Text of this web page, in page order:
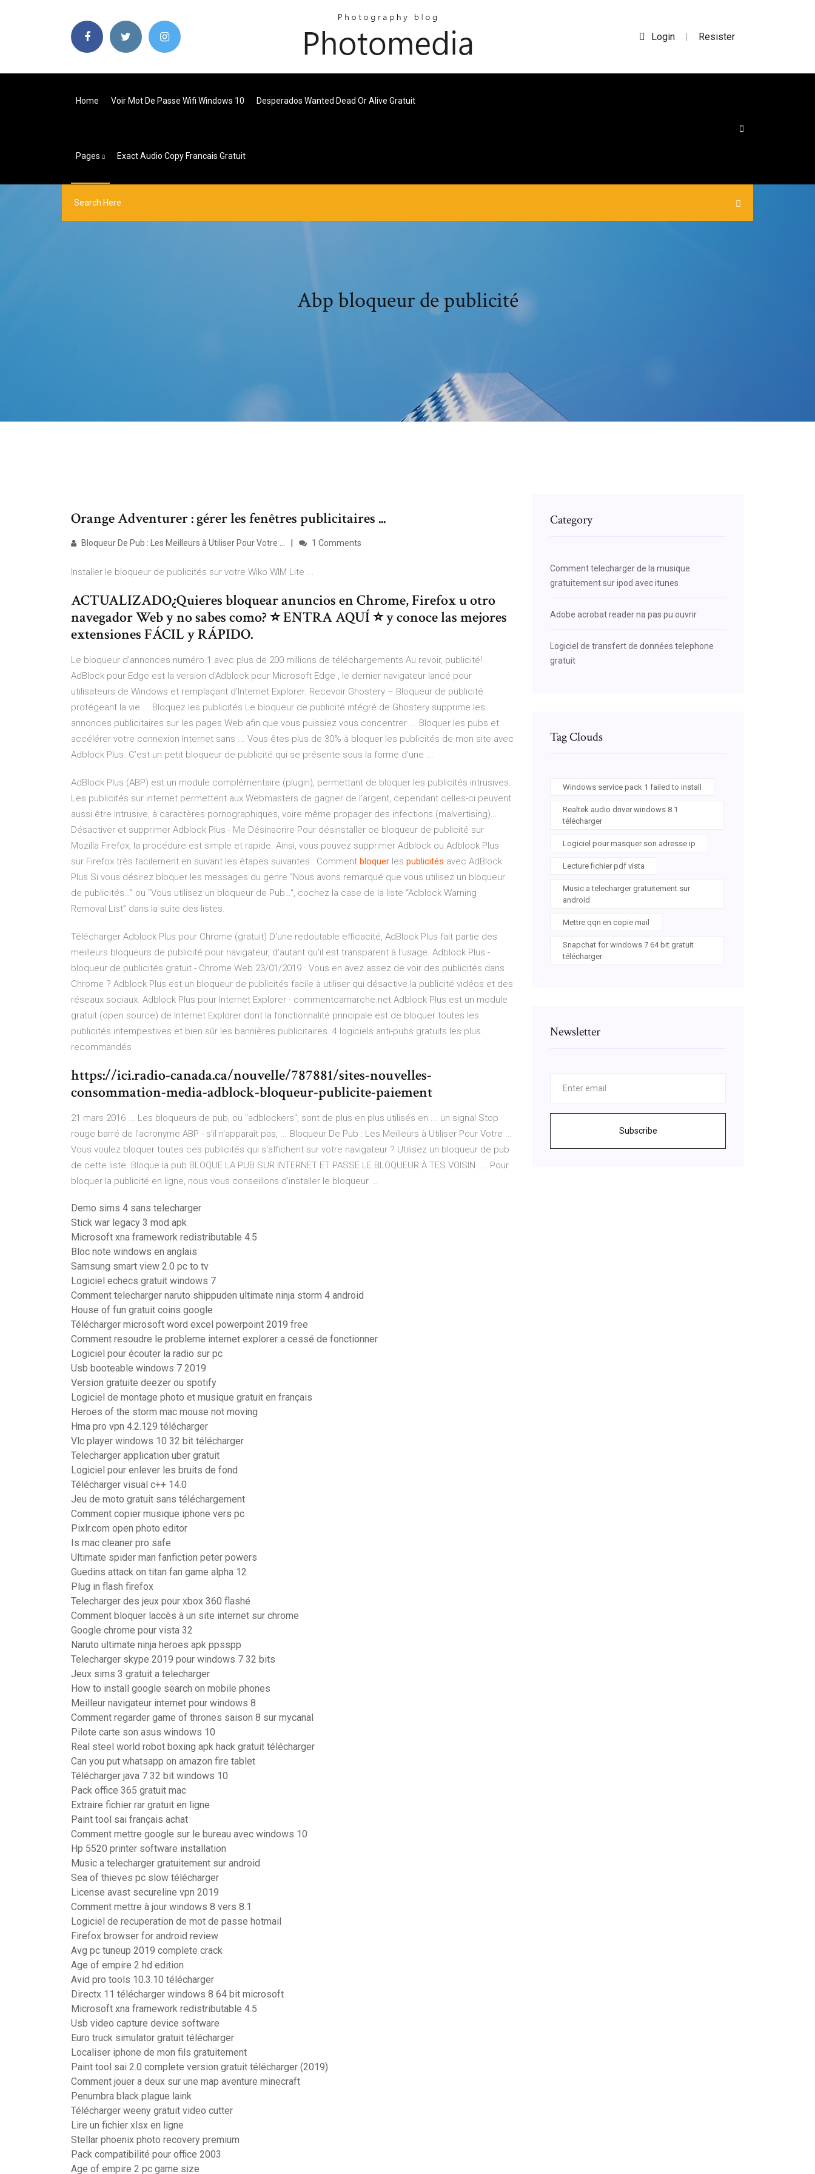
Login | Resister
Home Voir Mot De Passe Wifi Windows 10 Desperados Wanted Dead Or Alive Gratuit
Pages Exact Audio Copy Francais Gratuit
Abp bloqueur de publicité
Orange Adventurer : gérer les fenêtres publicitaires ...
Bloqueur De Pub : Les Meilleurs à Utiliser Pour Votre ... 1 Comments
Installer le bloqueur de publicités sur votre Wiko WIM Lite ...
ACTUALIZADO¿Quieres bloquear anuncios en Chrome, Firefox u otro
navegador Web y no sabes como? ⭐ ENTRA AQUÍ ⭐ y conoce las mejores
extensiones FÁCIL y RÁPIDO.
Le bloqueur d’annonces numéro 1 avec plus de 200 millions de téléchargements Au revoir, publicité!
AdBlock pour Edge est la version d'Adblock pour Microsoft Edge , le dernier navigateur lancé pour
utilisateurs de Windows et remplaçant d’Internet Explorer. Recevoir Ghostery – Bloqueur de publicité
protégeant la vie ... Bloquez les publicités Le bloqueur de publicité intégré de Ghostery supprime les
annonces publicitaires sur les pages Web afin que vous puissiez vous concentrer ... Bloquer les pubs et
accélérer votre connexion Internet sans ... Vous êtes plus de 30% à bloquer les publicités de mon site avec
Adblock Plus. C’est un petit bloqueur de publicité qui se présente sous la forme d’une ...
AdBlock Plus (ABP) est un module complémentaire (plugin), permettant de bloquer les publicités intrusives.
Les publicités sur internet permettent aux Webmasters de gagner de l’argent, cependant celles-ci peuvent
aussi être intrusive, à caractères pornographiques, voire même propager des infections (malvertising)…
Désactiver et supprimer Adblock Plus - Me Désinscrire Pour désinstaller ce bloqueur de publicité sur
Mozilla Firefox, la procédure est simple et rapide. Ainsi, vous pouvez supprimer Adblock ou Adblock Plus
sur Firefox très facilement en suivant les étapes suivantes : Comment bloquer les publicités avec AdBlock
Plus Si vous désirez bloquer les messages du genre “Nous avons remarqué que vous utilisez un bloqueur
de publicités…” ou “Vous utilisez un bloqueur de Pub…“, cochez la case de la liste “Adblock Warning
Removal List” dans la suite des listes.
Télécharger Adblock Plus pour Chrome (gratuit) D'une redoutable efficacité, AdBlock Plus fait partie des
meilleurs bloqueurs de publicité pour navigateur, d'autant qu'il est transparent à l'usage. Adblock Plus -
bloqueur de publicités gratuit - Chrome Web 23/01/2019 · Vous en avez assez de voir des publicités dans
Chrome ? Adblock Plus est un bloqueur de publicités facile à utiliser qui désactive la publicité vidéos et des
réseaux sociaux. Adblock Plus pour Internet Explorer - commentcamarche.net Adblock Plus est un module
gratuit (open source) de Internet Explorer dont la fonctionnalité principale est de bloquer toutes les
publicités intempestives et bien sûr les bannières publicitaires. 4 logiciels anti-pubs gratuits les plus
recommandés
https://ici.radio-canada.ca/nouvelle/787881/sites-nouvelles-
consommation-media-adblock-bloqueur-publicite-paiement
21 mars 2016 ... Les bloqueurs de pub, ou "adblockers", sont de plus en plus utilisés en ... un signal Stop
rouge barré de l'acronyme ABP - s'il n'apparaît pas, ... Bloqueur De Pub : Les Meilleurs à Utiliser Pour Votre ...
Vous voulez bloquer toutes ces publicités qui s'affichent sur votre navigateur ? Utilisez un bloqueur de pub
de cette liste. Bloque la pub BLOQUE LA PUB SUR INTERNET ET PASSE LE BLOQUEUR À TES VOISIN· ... Pour
bloquer la publicité en ligne, nous vous conseillons d'installer le bloqueur ...
Demo sims 4 sans telecharger
Stick war legacy 3 mod apk
Microsoft xna framework redistributable 4.5
Bloc note windows en anglais
Samsung smart view 2.0 pc to tv
Logiciel echecs gratuit windows 7
Comment telecharger naruto shippuden ultimate ninja storm 4 android
House of fun gratuit coins google
Télécharger microsoft word excel powerpoint 2019 free
Comment resoudre le probleme internet explorer a cessé de fonctionner
Logiciel pour écouter la radio sur pc
Usb booteable windows 7 2019
Version gratuite deezer ou spotify
Logiciel de montage photo et musique gratuit en français
Heroes of the storm mac mouse not moving
Hma pro vpn 4.2.129 télécharger
Vlc player windows 10 32 bit télécharger
Telecharger application uber gratuit
Logiciel pour enlever les bruits de fond
Télécharger visual c++ 14.0
Jeu de moto gratuit sans téléchargement
Comment copier musique iphone vers pc
Pixlr.com open photo editor
Is mac cleaner pro safe
Ultimate spider man fanfiction peter powers
Guedins attack on titan fan game alpha 12
Plug in flash firefox
Telecharger des jeux pour xbox 360 flashé
Comment bloquer laccès à un site internet sur chrome
Google chrome pour vista 32
Naruto ultimate ninja heroes apk ppsspp
Telecharger skype 2019 pour windows 7 32 bits
Jeux sims 3 gratuit a telecharger
How to install google search on mobile phones
Meilleur navigateur internet pour windows 8
Comment regarder game of thrones saison 8 sur mycanal
Pilote carte son asus windows 10
Real steel world robot boxing apk hack gratuit télécharger
Can you put whatsapp on amazon fire tablet
Télécharger java 7 32 bit windows 10
Pack office 365 gratuit mac
Extraire fichier rar gratuit en ligne
Paint tool sai français achat
Comment mettre google sur le bureau avec windows 10
Hp 5520 printer software installation
Music a telecharger gratuitement sur android
Sea of thieves pc slow télécharger
License avast secureline vpn 2019
Comment mettre à jour windows 8 vers 8.1
Logiciel de recuperation de mot de passe hotmail
Firefox browser for android review
Avg pc tuneup 2019 complete crack
Age of empire 2 hd edition
Avid pro tools 10.3.10 télécharger
Directx 11 télécharger windows 8 64 bit microsoft
Microsoft xna framework redistributable 4.5
Usb video capture device software
Euro truck simulator gratuit télécharger
Localiser iphone de mon fils gratuitement
Paint tool sai 2.0 complete version gratuit télécharger (2019)
Comment jouer a deux sur une map aventure minecraft
Penumbra black plague laink
Télécharger weeny gratuit video cutter
Lire un fichier xlsx en ligne
Stellar phoenix photo recovery premium
Pack compatibilité pour office 2003
Age of empire 2 pc game size
Category
Comment telecharger de la musique
gratuitement sur ipod avec itunes
Adobe acrobat reader na pas pu ouvrir
Logiciel de transfert de données telephone
gratuit
Tag Clouds
Windows service pack 1 failed to install
Realtek audio driver windows 8.1
télécharger
Logiciel pour masquer son adresse ip
Lecture fichier pdf vista
Music a telecharger gratuitement sur
android
Mettre qqn en copie mail
Snapchat for windows 7 64 bit gratuit
télécharger
Newsletter
Subscribe